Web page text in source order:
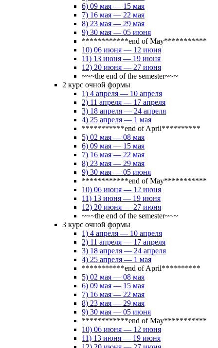
6) 09 мая — 15 мая
7) 16 мая — 22 мая
8) 23 мая — 29 мая
9) 30 мая — 05 июня
************end of May***********
10) 06 июня — 12 июня
11) 13 июня — 19 июня
12) 20 июня — 27 июня
~~~the end of the semester~~~
2 курс очной формы
1) 4 апреля — 10 апреля
2) 11 апреля — 17 апреля
3) 18 апреля — 24 апреля
4) 25 апреля — 1 мая
***********end of April**********
5) 02 мая — 08 мая
6) 09 мая — 15 мая
7) 16 мая — 22 мая
8) 23 мая — 29 мая
9) 30 мая — 05 июня
************end of May***********
10) 06 июня — 12 июня
11) 13 июня — 19 июня
12) 20 июня — 27 июня
~~~the end of the semester~~~
3 курс очной формы
1) 4 апреля — 10 апреля
2) 11 апреля — 17 апреля
3) 18 апреля — 24 апреля
4) 25 апреля — 1 мая
***********end of April**********
5) 02 мая — 08 мая
6) 09 мая — 15 мая
7) 16 мая — 22 мая
8) 23 мая — 29 мая
9) 30 мая — 05 июня
************end of May***********
10) 06 июня — 12 июня
11) 13 июня — 19 июня